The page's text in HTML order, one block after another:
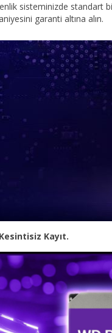
sisteminizde standart
garanti altına alın.
Kayıt.